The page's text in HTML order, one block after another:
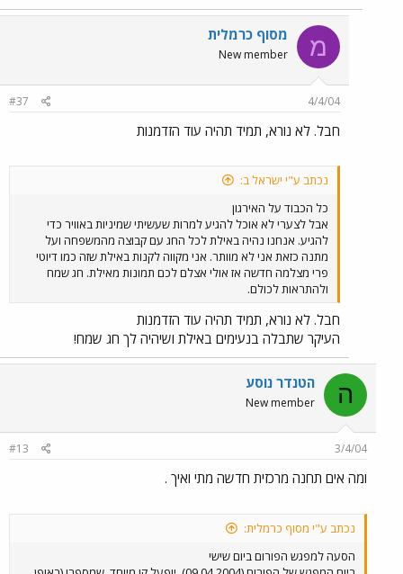
מ מסוף כרמלית
New member
4/4/04
#37
חבל. לא נורא, תמיד תהיה עוד הזדמנות
נכתב ע"י ישראל ב:
כל הכבוד על האירגון
אבל לצערי לא אוכל להגיע למרות שעשיתי שמיניות באוויר כדי
להגיע. אנחנו נהיה באילת לכל החג עם קבוצה מהמשפחה ועל
מתנה כזאת אני לא מוותר. אני מקווה לקנות באילת שזה כמו דיוטי
פרי מצלמה חדשה אז אולי אצלם לכם תמונות מאילת. חג שמח
ולהתראות לכולם.
חבל. לא נורא, תמיד תהיה עוד הזדמנות
העיקר שתבלה בנעימים באילת ושיהיה לך חג שמח!
ה הטנדר נוסע
New member
3/4/04
#13
ומה אים תחנה מרכזית חדשה מתי ואיך .
נכתב ע"י מסוף כרמלית:
הסעה למפגש הפורום ביום שישי